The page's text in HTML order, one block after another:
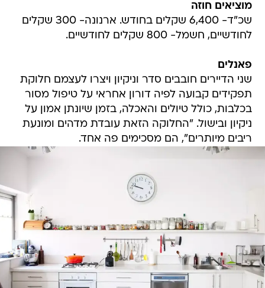
מוציאים חוזה
שכ"ד- 6,400 שקלים בחודש. ארנונה- 300 שקלים
לחודשיים, חשמל- 800 שקלים לחודשיים.
פאנלים
שני הדיירים חובבים סדר וניקיון ויצרו לעצמם חלוקת
תפקידים קבועה לפיה דורון אחראי על טיפול מסור
בכלבות, כולל טיולים והאכלה, בזמן שיונתן אמון על
ניקיון ובישול. "החלוקה הזאת עובדת מדהים ומונעת
ריבים מיותרים", הם מסכימים פה אחד.